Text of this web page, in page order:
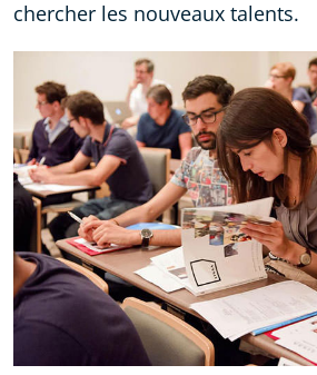
chercher les nouveaux talents.